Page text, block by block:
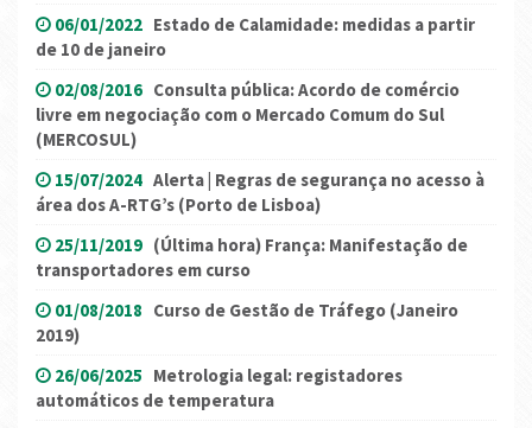
06/01/2022 Estado de Calamidade: medidas a partir
de 10 de janeiro
02/08/2016 Consulta pública: Acordo de comércio
livre em negociação com o Mercado Comum do Sul
(MERCOSUL)
15/07/2024 Alerta | Regras de segurança no acesso à
área dos A-RTG’s (Porto de Lisboa)
25/11/2019 (Última hora) França: Manifestação de
transportadores em curso
01/08/2018 Curso de Gestão de Tráfego (Janeiro
2019)
26/06/2025 Metrologia legal: registadores
automáticos de temperatura